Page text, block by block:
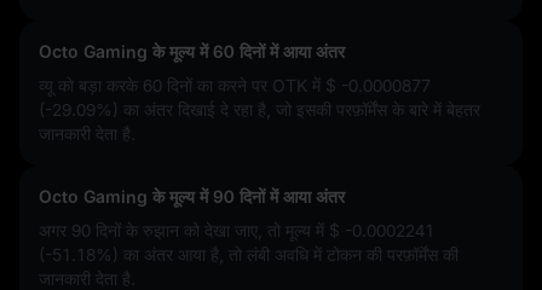
Octo Gaming के मूल्य में 60 दिनों में आया अंतर
व्यू को बड़ा करके 60 दिनों का करने पर OTK में $ -0.0000877
(-29.09%) का अंतर दिखाई दे रहा है, जो इसकी परफ़ॉर्मेंस के बारे में बेहतर
जानकारी देता है.
Octo Gaming के मूल्य में 90 दिनों में आया अंतर
अगर 90 दिनों के रुझान को देखा जाए, तो मूल्य में $ -0.0002241
(-51.18%) का अंतर आया है, तो लंबी अवधि में टोकन की परफ़ॉर्मेंस की
जानकारी देता है.